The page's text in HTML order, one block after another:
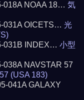
018A NOAA 18…気
031A OICETS…光
031B INDEX…小型
038A NAVSTAR 57
(USA 183)
041A GALAXY